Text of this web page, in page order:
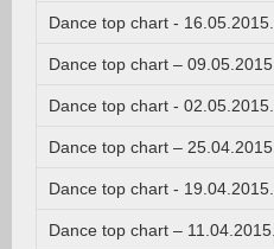
Dance top chart - 16.05.2015.
Dance top chart – 09.05.2015.
Dance top chart - 02.05.2015.
Dance top chart – 25.04.2015.
Dance top chart - 19.04.2015.
Dance top chart – 11.04.2015.